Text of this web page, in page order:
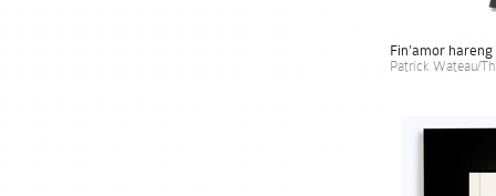
Fin'amor hareng
Patrick Wateau/